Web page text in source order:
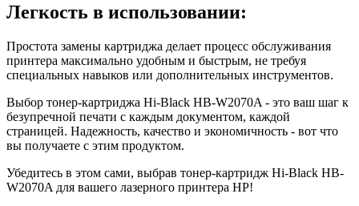
Легкость в использовании:
Простота замены картриджа делает процесс обслуживания
принтера максимально удобным и быстрым, не требуя
специальных навыков или дополнительных инструментов.
Выбор тонер-картриджа Hi-Black HB-W2070A - это ваш шаг к
безупречной печати с каждым документом, каждой
страницей. Надежность, качество и экономичность - вот что
вы получаете с этим продуктом.
Убедитесь в этом сами, выбрав тонер-картридж Hi-Black HB-
W2070A для вашего лазерного принтера HP!